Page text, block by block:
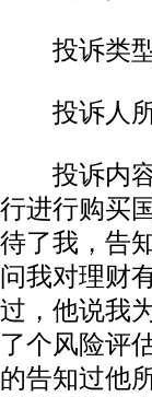
投诉类型:
投诉人所
投诉内容
行进行购买
待了我，告
问我对理财
过，他说我
了个风险评
的告知过他